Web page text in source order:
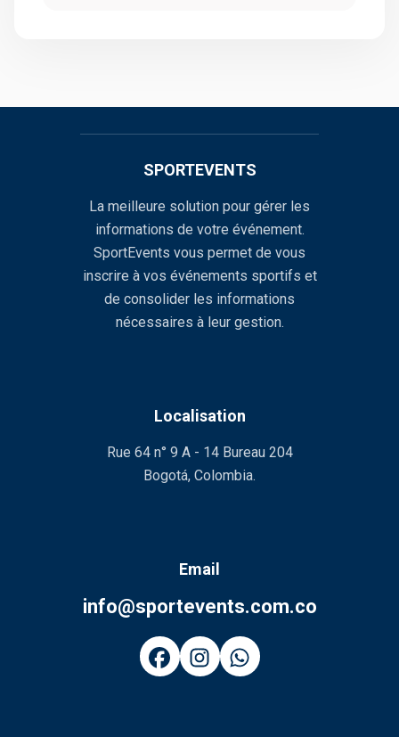
SPORTEVENTS
La meilleure solution pour gérer les
informations de votre événement.
SportEvents vous permet de vous
inscrire à vos événements sportifs et
de consolider les informations
nécessaires à leur gestion.
Localisation
Rue 64 n° 9 A - 14 Bureau 204
Bogotá, Colombia.
Email
info@sportevents.com.co